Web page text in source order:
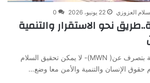
العزوزي 22 يونيو، 2026 0
نحو الاستقرار والتنمية
الحدث الافريقي- ترجمة بتصرف عن( MWN)- لا يمكن تحقيق السلام
حقوق الإنسان والتنمية والأمن معا وضع…